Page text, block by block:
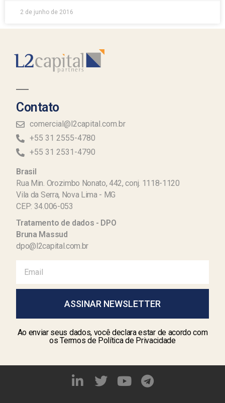
2 de junho de 2016
Contato
comercial@l2capital.com.br
+55 31 2555-4780
+55 31 2531-4790
Brasil
Rua Min. Orozimbo Nonato, 442, conj. 1118-1120
Vila da Serra, Nova Lima - MG
CEP: 34.006-053
Tratamento de dados - DPO
Bruna Massud
dpo@l2capital.com.br
ASSINAR NEWSLETTER
Ao enviar seus dados, você declara estar de acordo com
os Termos de Política de Privacidade